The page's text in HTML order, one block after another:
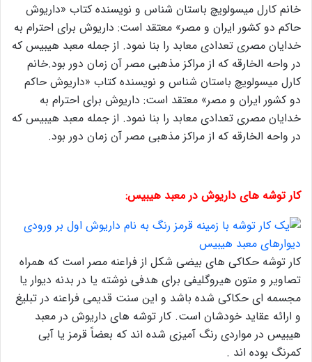
خانم کارل میسولویچ باستان شناس و نویسنده کتاب «داریوش
حاکم دو کشور ایران و مصر» معتقد است: داریوش برای احترام به
خدایان مصری تعدادی معابد را بنا نمود. از جمله معبد هیبیس که
در واحه الخارقه که از مراکز مذهبی مصر آن زمان دور بود.خانم
کارل میسولویچ باستان شناس و نویسنده کتاب «داریوش حاکم
دو کشور ایران و مصر» معتقد است: داریوش برای احترام به
خدایان مصری تعدادی معابد را بنا نمود. از جمله معبد هیبیس که
در واحه الخارقه که از مراکز مذهبی مصر آن زمان دور بود.
کار توشه های داریوش در معبد هیبیس:
کار توشه حکاکی های بیضی شکل از فراعنه مصر است که همراه
تصاویر و متون هیروگلیفی برای هدفی نوشته یا در بدنه دیوار یا
مجسمه ای حکاکی شده باشد و این سنت قدیمی فراعنه در تبلیغ
و ارائه عقاید خودشان است. کار توشه های داریوش در معبد
هیبیس در مواردی رنگ آمیزی شده اند که بعضاً قرمز یا آبی
کمرنگ بوده اند .